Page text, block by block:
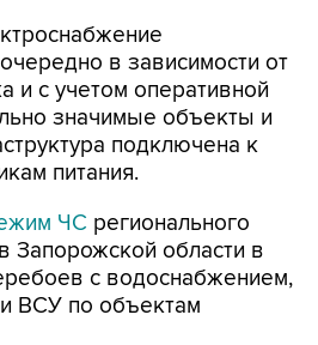
в зависимости от
и с учетом оперативной
значимые объекты и
подключена к
питания.
ЧС регионального
Запорожской области в
с водоснабжением,
ВСУ по объектам